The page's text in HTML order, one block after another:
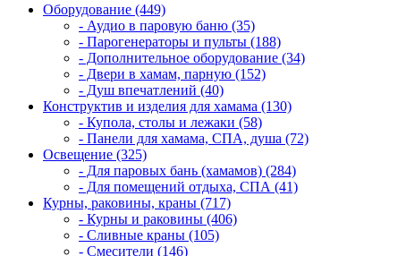
Оборудование (449)
- Аудио в паровую баню (35)
- Парогенераторы и пульты (188)
- Дополнительное оборудование (34)
- Двери в хамам, парную (152)
- Душ впечатлений (40)
Конструктив и изделия для хамама (130)
- Купола, столы и лежаки (58)
- Панели для хамама, СПА, душа (72)
Освещение (325)
- Для паровых бань (хамамов) (284)
- Для помещений отдыха, СПА (41)
Курны, раковины, краны (717)
- Курны и раковины (406)
- Сливные краны (105)
- Смесители (146)